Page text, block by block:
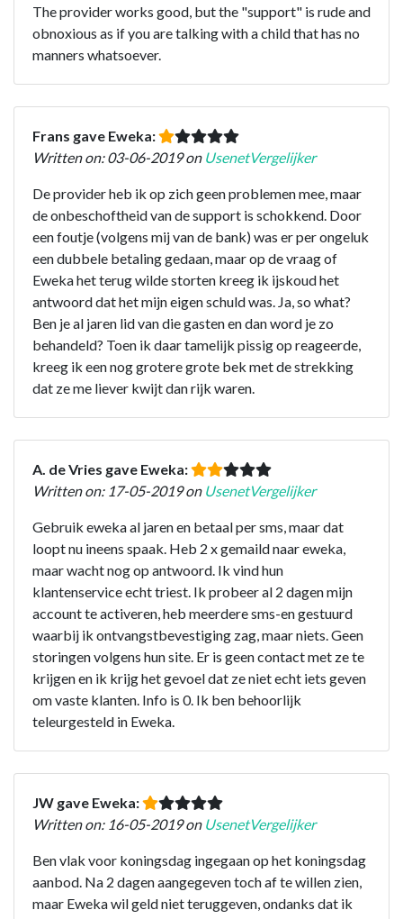
The provider works good, but the "support" is rude and
obnoxious as if you are talking with a child that has no
manners whatsoever.
Frans gave Eweka:
Written on: 03-06-2019 on UsenetVergelijker
De provider heb ik op zich geen problemen mee, maar
de onbeschoftheid van de support is schokkend. Door
een foutje (volgens mij van de bank) was er per ongeluk
een dubbele betaling gedaan, maar op de vraag of
Eweka het terug wilde storten kreeg ik ijskoud het
antwoord dat het mijn eigen schuld was. Ja, so what?
Ben je al jaren lid van die gasten en dan word je zo
behandeld? Toen ik daar tamelijk pissig op reageerde,
kreeg ik een nog grotere grote bek met de strekking
dat ze me liever kwijt dan rijk waren.
A. de Vries gave Eweka:
Written on: 17-05-2019 on UsenetVergelijker
Gebruik eweka al jaren en betaal per sms, maar dat
loopt nu ineens spaak. Heb 2 x gemaild naar eweka,
maar wacht nog op antwoord. Ik vind hun
klantenservice echt triest. Ik probeer al 2 dagen mijn
account te activeren, heb meerdere sms-en gestuurd
waarbij ik ontvangstbevestiging zag, maar niets. Geen
storingen volgens hun site. Er is geen contact met ze te
krijgen en ik krijg het gevoel dat ze niet echt iets geven
om vaste klanten. Info is 0. Ik ben behoorlijk
teleurgesteld in Eweka.
JW gave Eweka:
Written on: 16-05-2019 on UsenetVergelijker
Ben vlak voor koningsdag ingegaan op het koningsdag
aanbod. Na 2 dagen aangegeven toch af te willen zien,
maar Eweka wil geld niet teruggeven, ondanks dat ik